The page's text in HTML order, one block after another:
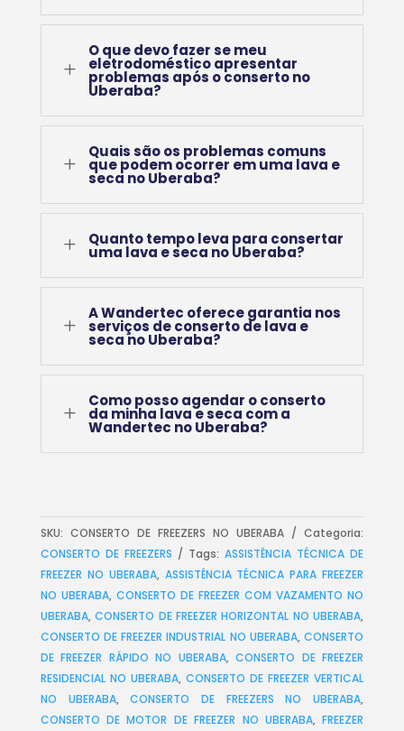
L
O que devo fazer se meu
eletrodoméstico apresentar
problemas após o conserto no
Uberaba?
L
Quais são os problemas comuns
que podem ocorrer em uma lava e
seca no Uberaba?
L Quanto tempo leva para consertar
uma lava e seca no Uberaba?
L
A Wandertec oferece garantia nos
serviços de conserto de lava e
seca no Uberaba?
L
Como posso agendar o conserto
da minha lava e seca com a
Wandertec no Uberaba?
SKU: CONSERTO DE FREEZERS NO UBERABA
Categoria:
CONSERTO DE FREEZERS
Tags:ASSISTÊNCIA TÉCNICA DE
FREEZER NO UBERABA, ASSISTÊNCIA TÉCNICA PARA FREEZER
NO UBERABA, CONSERTO DE FREEZER COM VAZAMENTO NO
UBERABA,CONSERTO DE FREEZER HORIZONTAL NO UBERABA,
CONSERTO DE FREEZER INDUSTRIAL NO UBERABA,CONSERTO
DE FREEZER RÁPIDO NO UBERABA,CONSERTO DE FREEZER
RESIDENCIAL NO UBERABA,CONSERTO DE FREEZER VERTICAL
NO UBERABA,CONSERTO DE FREEZERS NO UBERABA,
CONSERTO DE MOTOR DE FREEZER NO UBERABA,FREEZER